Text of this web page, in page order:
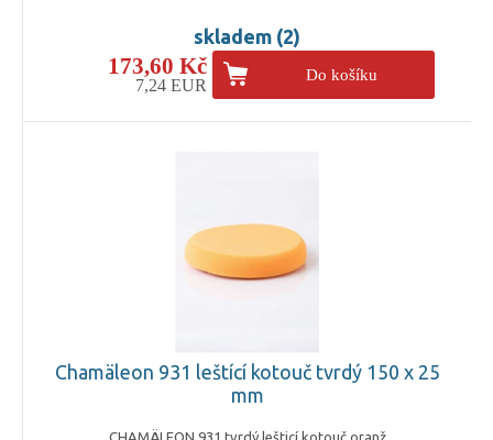
skladem (2)
173,60 Kč
7,24 EUR
Do košíku
Chamäleon 931 leštící kotouč tvrdý 150 x 25
mm
CHAMÄLEON 931 tvrdý lešticí kotouč oranž